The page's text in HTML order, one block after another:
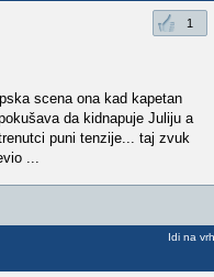
1
scena ona kad kapetan
da kidnapuje Juliju a
puni tenzije... taj zvuk
...
Idi na vrh